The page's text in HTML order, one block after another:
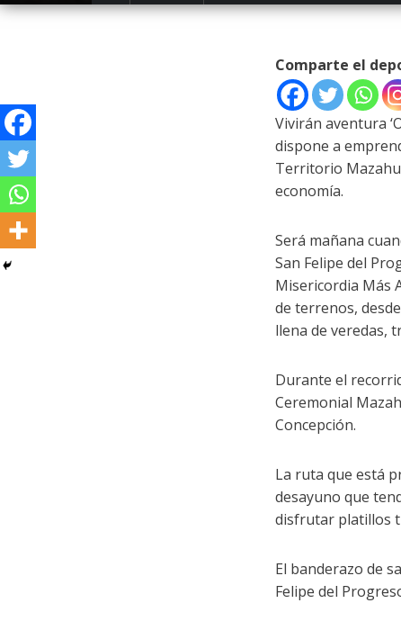
Comparte el
Vivirán aventura
dispone a
Territorio
economía.
Será mañana
San Felipe del
Misericordia Más
de terrenos,
llena de veredas,
Durante el
Ceremonial
Concepción.
La ruta que está
desayuno que
disfrutar platillos
El banderazo de
Felipe del